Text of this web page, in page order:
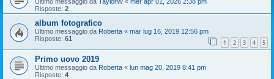
Risposte: 2
album fotografico
Ultimo messaggio da Roberta « mar lug 16, 2019 12:56 pm
Risposte: 61 1 2 3 4 5
Primo uovo 2019
Ultimo messaggio da Roberta « lun mag 20, 2019 8:41 pm
Risposte: 4